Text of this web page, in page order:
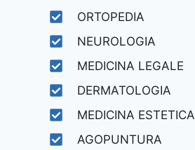
ORTOPEDIA
NEUROLOGIA
MEDICINA LEGALE
DERMATOLOGIA
MEDICINA ESTETICA
AGOPUNTURA